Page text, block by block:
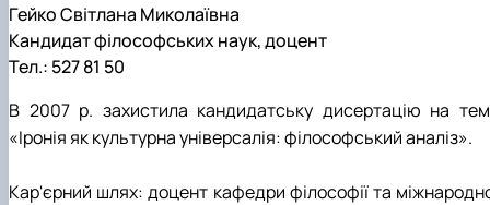
Гейко Світлана Миколаївна
Кандидат філософських наук, доцент
Тел.: 527 81 50
В 2007 р. захистила кандидатську дисертацію на
«Іронія як культурна універсалія: філософський аналіз».
Кар'єрний шлях: доцент кафедри філософії та